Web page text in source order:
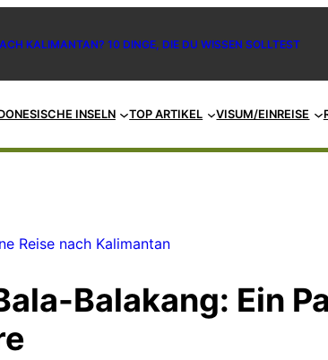
KALIMANTAN? 10 DINGE, DIE DU WISSEN SOLLTEST
INSELN TOP ARTIKEL VISUM/EINREISE
Reise nach Kalimantan
Balakang: Ein